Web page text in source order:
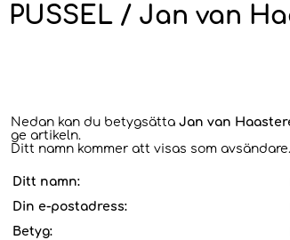
PUSSEL / Jan van
Nedan kan du betygsätta Jan van
ge artikeln.
Ditt namn kommer att visas som avsändare.
Ditt namn:
Din e-postadress:
Betyg: